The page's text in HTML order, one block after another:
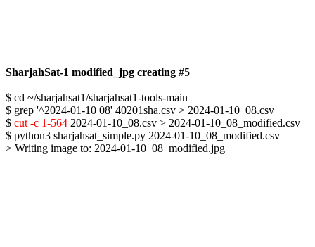
SharjahSat-1 modified_jpg creating #5
$ cd ~/sharjahsat1/sharjahsat1-tools-main
$ grep '^2024-01-10 08' 40201sha.csv > 2024-01-10_08.csv
$ cut -c 1-564 2024-01-10_08.csv > 2024-01-10_08_modified.csv
$ python3 sharjahsat_simple.py 2024-01-10_08_modified.csv
> Writing image to: 2024-01-10_08_modified.jpg